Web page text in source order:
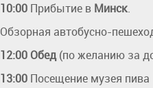
10:00 Прибытие в Минск.
Обзорная автобусно-
12:00 Обед(по желанию за
13:00 Посещение музея пива